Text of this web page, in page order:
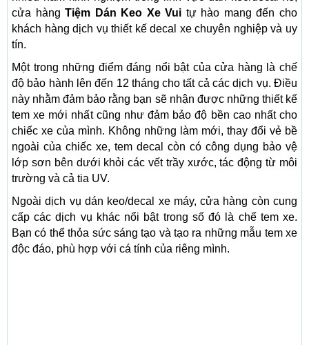
cửa hàngTiệm Dán Keo Xe Vui tự hào mang đến cho
khách hàng dịch vụ thiết kế decal xe chuyên nghiệp và uy
tín.
Một trong những điểm đáng nổi bật của cửa hàng là chế
độ bảo hành lên đến 12 tháng cho tất cả các dịch vụ. Điều
này nhằm đảm bảo rằng bạn sẽ nhận được những thiết kế
tem xe mới nhất cũng như đảm bảo độ bền cao nhất cho
chiếc xe của mình. Không những làm mới, thay đổi vẻ bề
ngoài của chiếc xe, tem decal còn có công dụng bảo vệ
lớp sơn bên dưới khỏi các vết trầy xước, tác động từ môi
trường và cả tia UV.
Ngoài dịch vụ dán keo/decal xe máy, cửa hàng còn cung
cấp các dịch vụ khác nổi bật trong số đó là chế tem xe.
Bạn có thể thỏa sức sáng tạo và tạo ra những mẫu tem xe
độc đáo, phù hợp với cá tính của riêng mình.